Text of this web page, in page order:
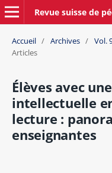
Revue suisse de
Accueil / Archives / Vol.
Articles
Élèves avec
intellectuelle
lecture :
enseignantes